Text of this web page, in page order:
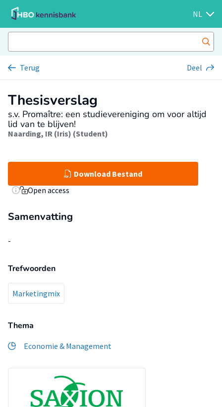
NL
Terug Deel
Thesisverslag
s.v. Promaître: een studievereniging om voor altijd
lid van te blijven!
Naarding, IR (Iris) (Student)
Download Bestand
Open access
Samenvatting
-
Trefwoorden
Marketingmix
Thema
Economie & Management